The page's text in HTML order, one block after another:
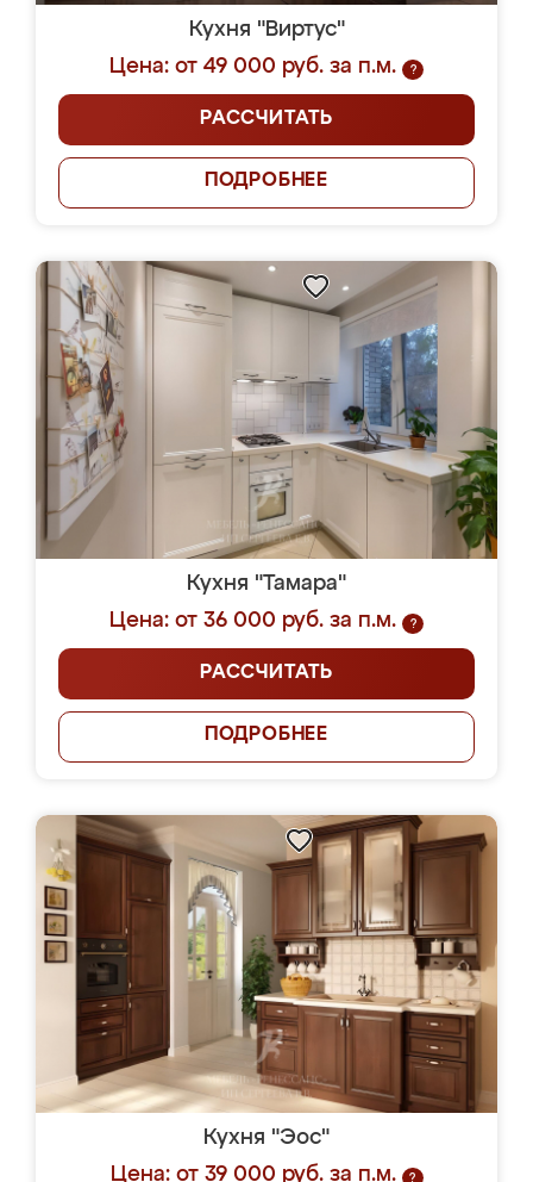
Кухня "Виртус"
Цена: от 49 000 руб. за п.м.
?
РАССЧИТАТЬ
ПОДРОБНЕЕ
Кухня "Тамара"
Цена: от 36 000 руб. за п.м.
?
РАССЧИТАТЬ
ПОДРОБНЕЕ
Кухня "Эос"
Цена: от 39 000 руб. за п.м.
?